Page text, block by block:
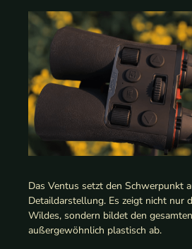
Das Ventus setzt den Schwerpunkt
Detaildarstellung. Es zeigt nicht nur
Wildes, sondern bildet den
außergewöhnlich plastisch ab.